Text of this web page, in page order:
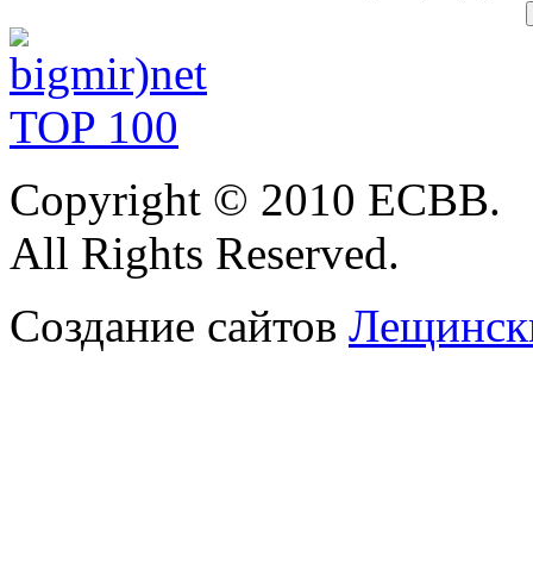
Copyright © 2010 ЕСВВ.
All Rights Reserved.
Создание сайтов